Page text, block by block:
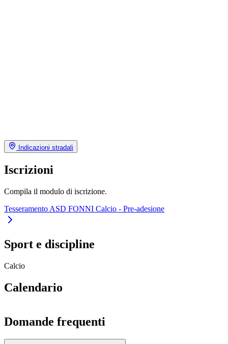
Indicazioni stradali
Iscrizioni
Compila il modulo di iscrizione.
Tesseramento ASD FONNI Calcio - Pre-adesione
Sport e discipline
Calcio
Calendario
Domande frequenti